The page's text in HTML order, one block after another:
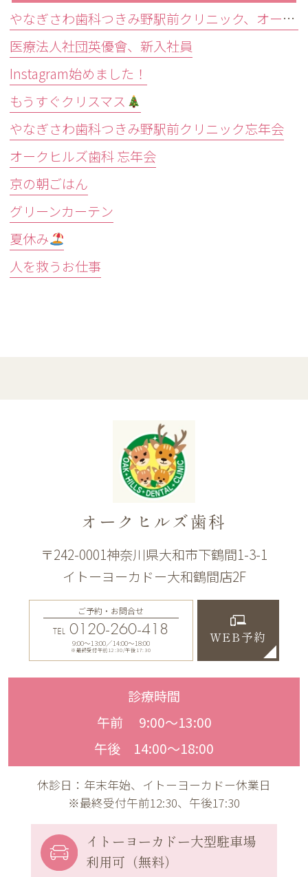
やなぎさわ歯科つきみ野駅前クリニック、オークヒルズ歯科合同新人歓迎会
医療法人社団英優會、新入社員
Instagram始めました！
もうすぐクリスマス
やなぎさわ歯科つきみ野駅前クリニック忘年会
オークヒルズ歯科 忘年会
京の朝ごはん
グリーンカーテン
夏休み
人を救うお仕事
オークヒルズ歯科
〒242-0001神奈川県大和市下鶴間1-3-1
イトーヨーカドー大和鶴間店2F
ご予約・お問合せ
TEL 0120-260-418
9:00〜13:00／14:00〜18:00
※最終受付午前12:30/午後17:30
WEB予約
診療時間
午前 9:00〜13:00
午後 14:00〜18:00
休診日：年末年始、イトーヨーカドー休業日
※最終受付午前12:30、午後17:30
イトーヨーカドー大型駐車場
利用可（無料）